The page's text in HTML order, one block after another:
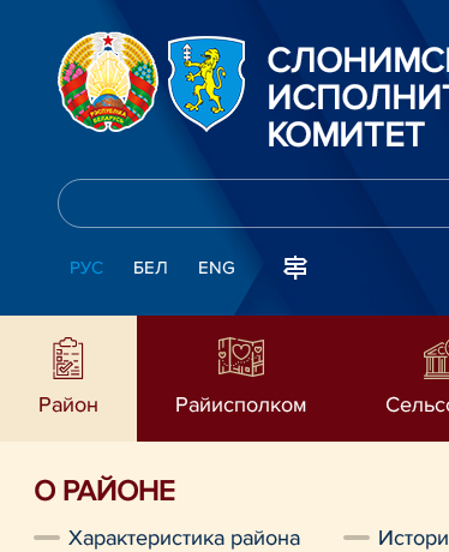
КОМИТЕТ
РУС БЕЛ ENG
Район Райисполком
О РАЙОНЕ
Характеристика района